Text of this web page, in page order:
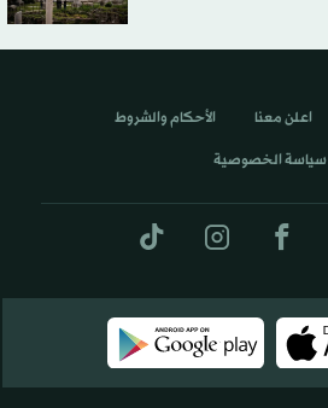
اعلن معنا الأحكام والشروط
سياسة الخصوصية